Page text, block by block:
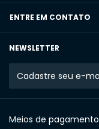
ENTRE EM CONTATO
NEWSLETTER
Meios de pagamento